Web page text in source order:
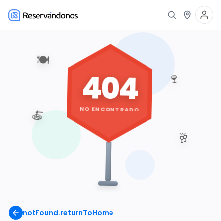
notFound.returnToHome
🍽️
🍷
🥂
🍝
404
NO ENCONTRADO